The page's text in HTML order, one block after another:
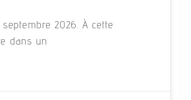
2026. À cette
dans un